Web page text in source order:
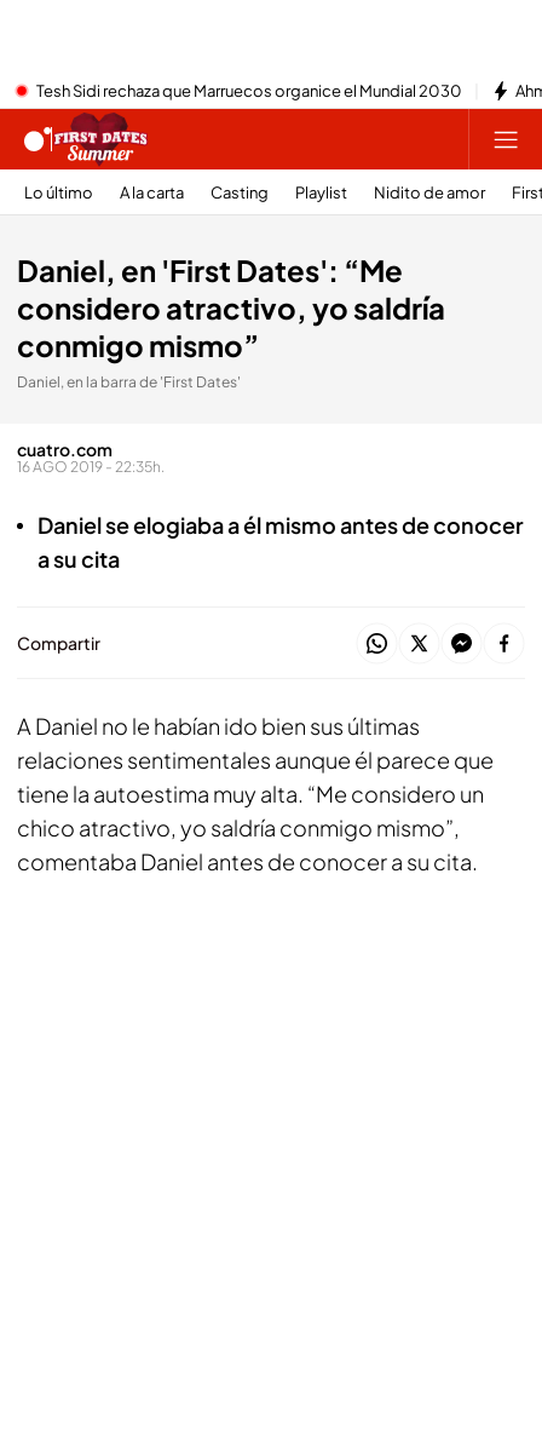
Tesh Sidi rechaza que Marruecos organice el Mundial 2030
Lo último A la carta Casting Playlist Nidito de amor
Daniel, en 'First Dates': “Me
considero atractivo, yo saldría
conmigo mismo”
Daniel, en la barra de 'First Dates'
cuatro.com
16 AGO 2019 - 22:35h.
Daniel se elogiaba a él mismo antes de conocer
a su cita
Compartir
A Daniel no le habían ido bien sus últimas
relaciones sentimentales aunque él parece que
tiene la autoestima muy alta. “Me considero un
chico atractivo, yo saldría conmigo mismo”,
comentaba Daniel antes de conocer a su cita.